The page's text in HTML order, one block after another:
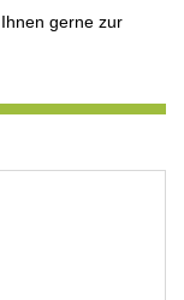
gerne zur